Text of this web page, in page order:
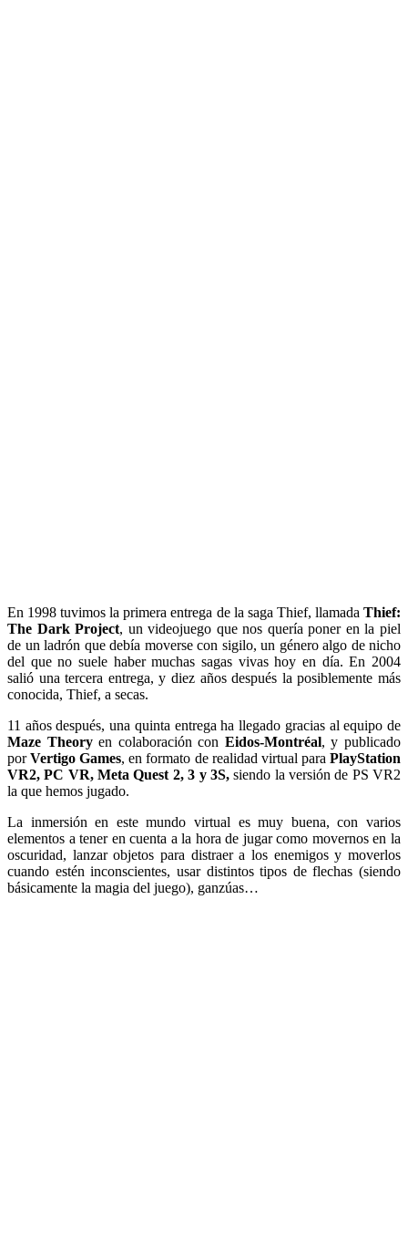
En 1998 tuvimos la primera entrega de la saga Thief, llamada Thief:
The Dark Project, un videojuego que nos quería poner en la piel
de un ladrón que debía moverse con sigilo, un género algo de nicho
del que no suele haber muchas sagas vivas hoy en día. En 2004
salió una tercera entrega, y diez años después la posiblemente más
conocida, Thief, a secas.
11 años después, una quinta entrega ha llegado gracias al equipo de
Maze Theoryen colaboración con Eidos-Montréal, y publicado
porVertigo Games, en formato de realidad virtual paraPlayStation
VR2, PC VR, Meta Quest 2, 3 y 3S,siendo la versión de PS VR2
la que hemos jugado.
La inmersión en este mundo virtual es muy buena, con varios
elementos a tener en cuenta a la hora de jugar como movernos en la
oscuridad, lanzar objetos para distraer a los enemigos y moverlos
cuando estén inconscientes, usar distintos tipos de flechas (siendo
básicamente la magia del juego), ganzúas…